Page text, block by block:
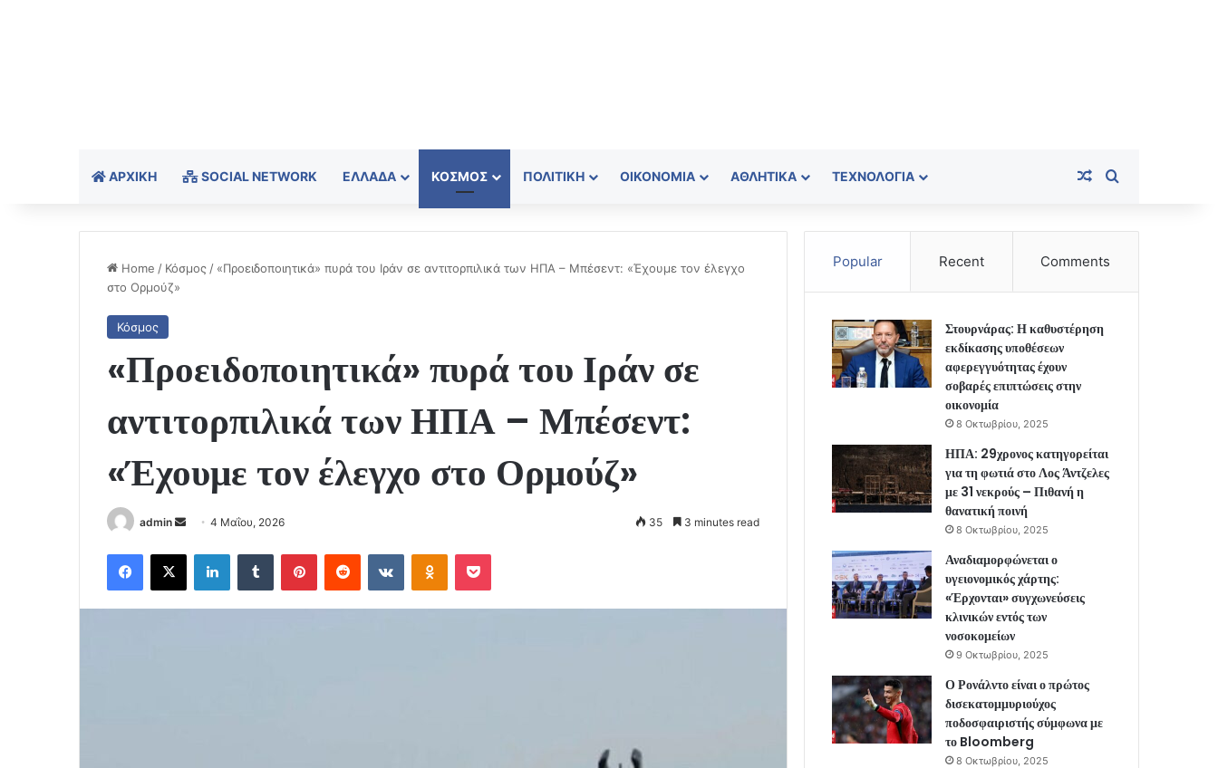
ΑΡΧΙΚΉ SOCIAL NETWORK ΕΛΛΆΔΑ ΚΌΣΜΟΣ ΠΟΛΙΤΙΚΉ ΟΙΚΟΝΟΜΊΑ ΑΘΛΗΤΙΚΆ ΤΕΧΝΟΛΟΓΊΑ Random Article
Home / Κόσμος / «Προειδοποιητικά» πυρά του Ιράν σε αντιτορπιλικά των ΗΠΑ – Μπέσεντ: «Έχουμε τον έλεγχο
στο Ορμούζ»
Κόσμος
«Προειδοποιητικά» πυρά του Ιράν σε
αντιτορπιλικά των ΗΠΑ – Μπέσεντ:
«Έχουμε τον έλεγχο στο Ορμούζ»
admin
Send
email
4 Μαΐου, 2026 35 3 minutes read
Facebook
X LinkedInTumblr PinterestReddit VKontakteOdnoklassniki
Pocket
Popular Recent Comments
Στουρνάρας: Η καθυστέρηση
εκδίκασης υποθέσεων
αφερεγγυότητας έχουν
σοβαρές επιπτώσεις στην
οικονομία
8 Οκτωβρίου, 2025
ΗΠΑ: 29χρονος κατηγορείται
για τη φωτιά στο Λος Άντζελες
με 31 νεκρούς – Πιθανή η
θανατική ποινή
8 Οκτωβρίου, 2025
Αναδιαμορφώνεται ο
υγειονομικός χάρτης:
«Έρχονται» συγχωνεύσεις
κλινικών εντός των
νοσοκομείων
9 Οκτωβρίου, 2025
Ο Ρονάλντο είναι ο πρώτος
δισεκατομμυριούχος
ποδοσφαιριστής σύμφωνα με
το Bloomberg
8 Οκτωβρίου, 2025